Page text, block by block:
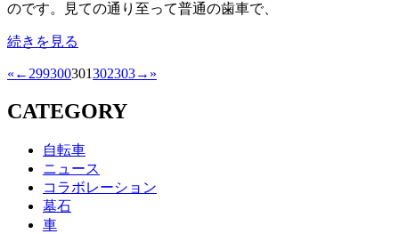
のです。見ての通り至って普通の歯車で、
続きを見る
« ← 299300301302303→ »
CATEGORY
自転車
ニュース
コラボレーション
墓石
車